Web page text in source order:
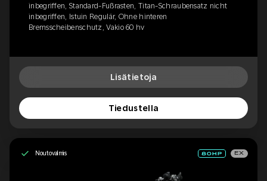
inbegriffen, Standard-Fußrasten, Titan-Schraubensatz nicht
inbegriffen, Istuin Regulär, Ohne hinteren
Bremsscheibenschutz, Vakio 60 hv
Lisätietoja
Tiedustella
Noutovalmis EX